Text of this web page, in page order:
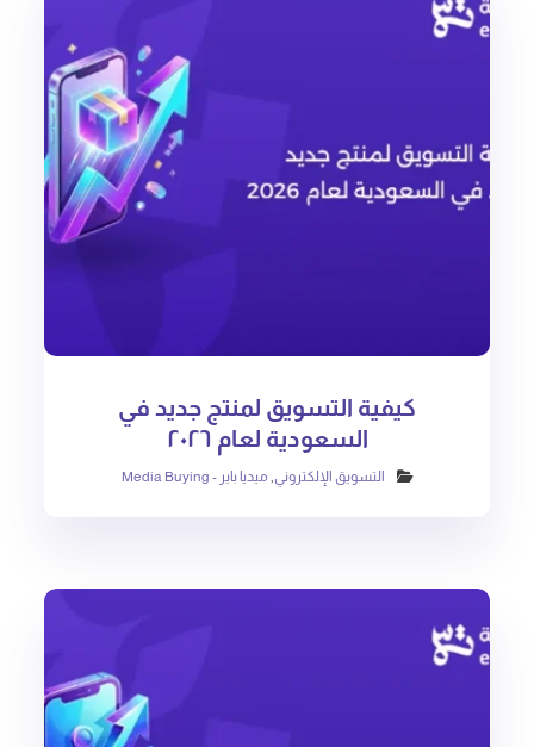
كيفية التسويق لمنتج جديد في
السعودية لعام ٢٠٢٦
التسويق الإلكتروني, ميديا باير - Media Buying